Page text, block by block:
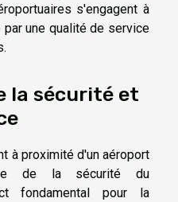
s'engagent à
une qualité de service
la sécurité et
à proximité d'un aéroport
de la sécurité du
fondamental pour la